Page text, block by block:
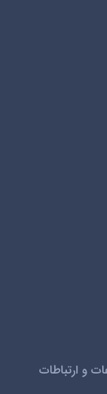
و ارتباطات